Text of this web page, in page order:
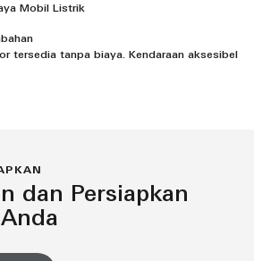
Mobil Listrik
tersedia tanpa biaya. Kendaraan aksesibel
dan Persiapkan